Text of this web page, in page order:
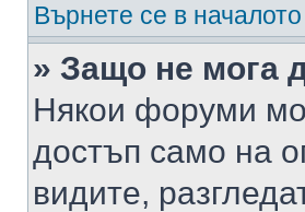
Върнете се в началото
» Защо не мога
Някои форуми
достъп само на
видите,